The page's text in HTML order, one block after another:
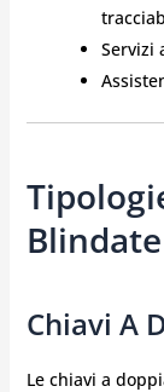
Servizi
Chiavi A
Le chiavi a